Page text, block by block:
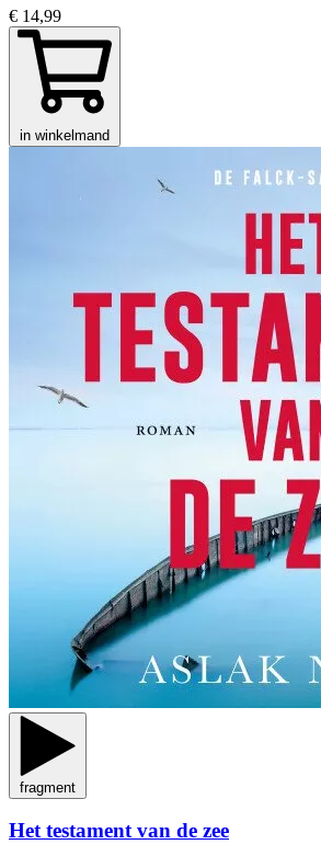
€ 14,99
in winkelmand
fragment
Het testament van de zee